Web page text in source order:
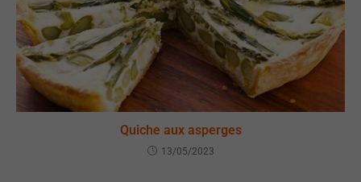
Quiche aux asperges
13/05/2023